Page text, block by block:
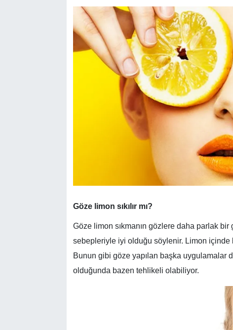
Göze limon sıkılır mı?
Göze limon sıkmanın gözlere daha parlak
sebepleriyle iyi olduğu söylenir. Limon içinde
Bunun gibi göze yapılan başka uygulamalar
olduğunda bazen tehlikeli olabiliyor.